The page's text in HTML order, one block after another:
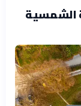
الشمسية